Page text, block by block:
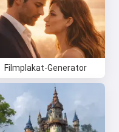
Filmplakat-Generator